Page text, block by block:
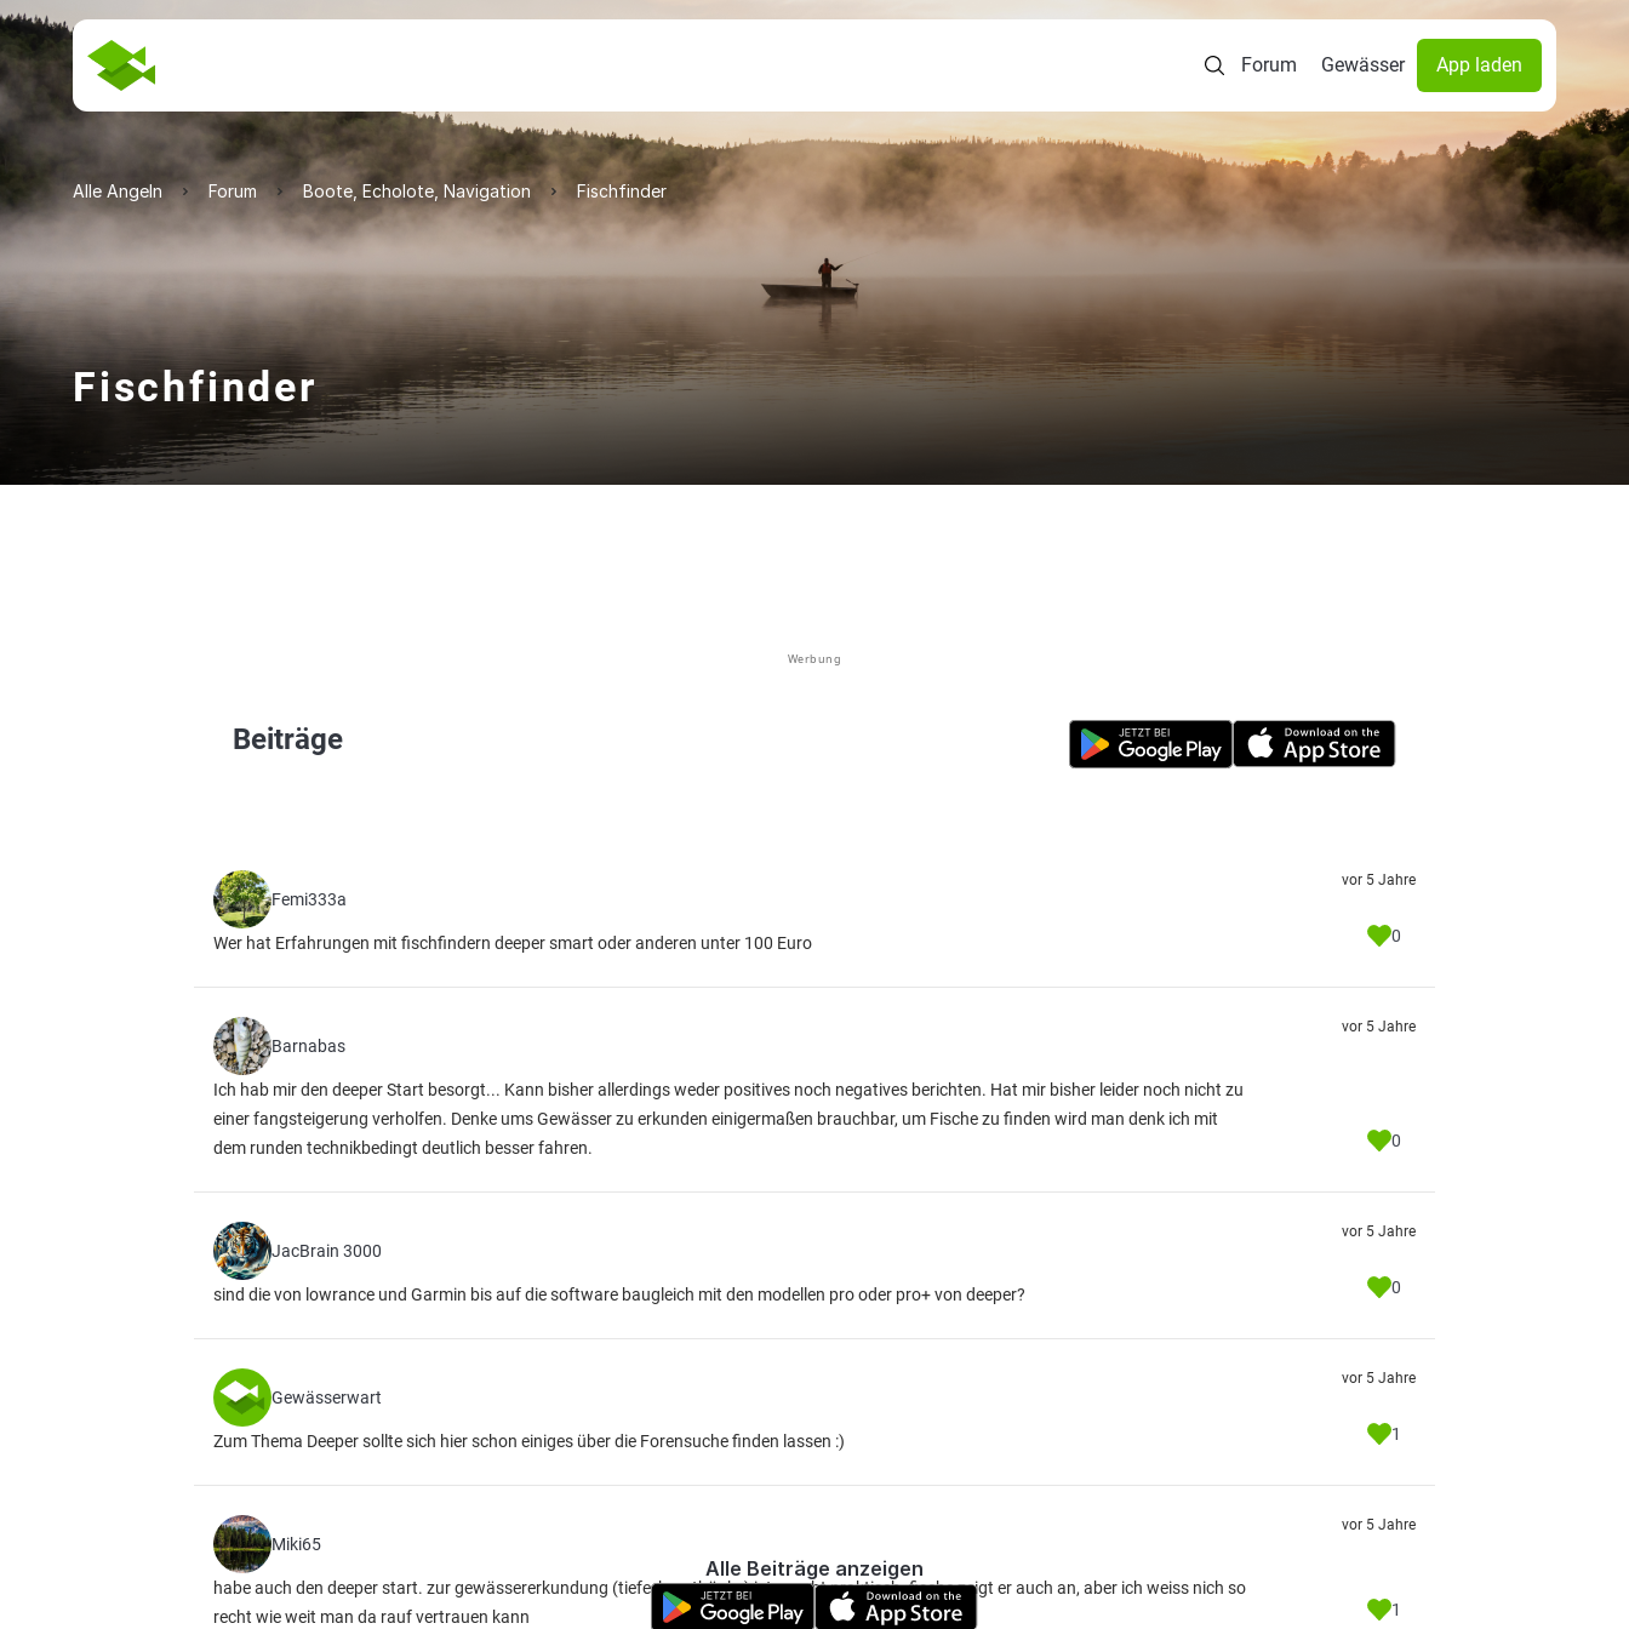
Forum Gewässer App laden
Alle Angeln Forum Boote, Echolote, Navigation Fischfinder
Fischfinder
Werbung
Beiträge
Femi333a
Wer hat Erfahrungen mit fischfindern deeper smart oder anderen unter 100 Euro
vor 5 Jahre
0
Barnabas
Ich hab mir den deeper Start besorgt... Kann bisher allerdings weder positives noch negatives berichten. Hat mir bisher leider noch nicht zu
einer fangsteigerung verholfen. Denke ums Gewässer zu erkunden einigermaßen brauchbar, um Fische zu finden wird man denk ich mit
dem runden technikbedingt deutlich besser fahren.
vor 5 Jahre
0
JacBrain 3000
sind die von lowrance und Garmin bis auf die software baugleich mit den modellen pro oder pro+ von deeper?
vor 5 Jahre
0
Gewässerwart
Zum Thema Deeper sollte sich hier schon einiges über die Forensuche finden lassen :)
vor 5 Jahre
1
Miki65
habe auch den deeper start. zur gewässererkundung (tiefe, krautbänke) ist er echt praktisch. fische zeigt er auch an, aber ich weiss nich so
recht wie weit man da rauf vertrauen kann
vor 5 Jahre
1
Alle Beiträge anzeigen